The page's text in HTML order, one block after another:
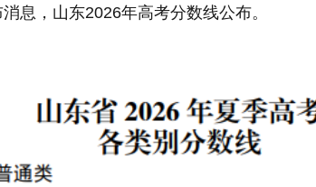
息，山东2026年高考分数线公布。